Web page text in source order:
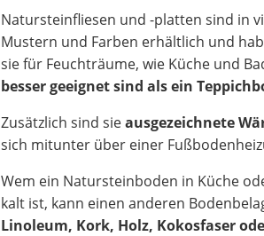
Natursteinfliesen und -platten sind in
Mustern und Farben erhältlich und
sie für Feuchträume, wie Küche und
besser geeignetsind als ein
Zusätzlich sind sieausgezeichnete
sich mitunter über einer
Wem ein Natursteinboden in Küche
kalt ist, kann einen anderen
Linoleum, Kork, Holz, Kokosfaser